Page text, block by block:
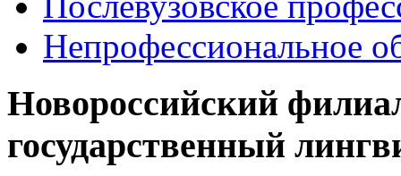
Непрофессиональное
Новороссийский
государственный